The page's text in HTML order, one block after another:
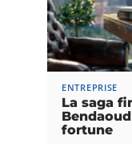
ENTREPRISE
La saga
fortune